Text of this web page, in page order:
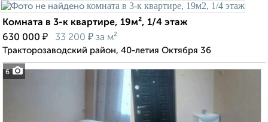
6
Комната в 3-к квартире, 19м², 1/4 этаж
630 000 ₽ 33 200 ₽ за м²
Тракторозаводский район, 40-летия Октября 36